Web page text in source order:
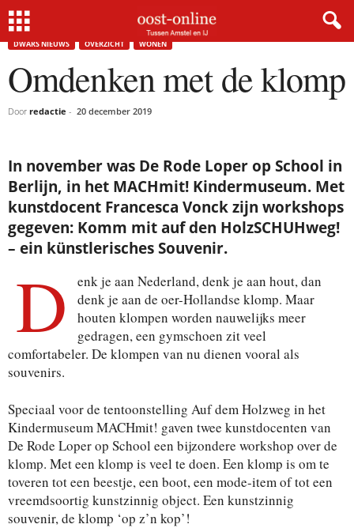
Home Omdenken met de klomp
DWARS NIEUWS OVERZICHT WONEN
Omdenken met de klomp
Door redactie - 20 december 2019
In november was De Rode Loper op School in
Berlijn, in het MACHmit! Kindermuseum. Met
kunstdocent Francesca Vonck zijn workshops
gegeven: Komm mit auf den HolzSCHUHweg!
– ein künstlerisches Souvenir.
D
enk je aan Nederland, denk je aan hout, dan
denk je aan de oer-Hollandse klomp. Maar
houten klompen worden nauwelijks meer
gedragen, een gymschoen zit veel
comfortabeler. De klompen van nu dienen vooral als
souvenirs.
Speciaal voor de tentoonstelling Auf dem Holzweg in het
Kindermuseum MACHmit! gaven twee kunstdocenten van
De Rode Loper op School een bijzondere workshop over de
klomp. Met een klomp is veel te doen. Een klomp is om te
toveren tot een beestje, een boot, een mode-item of tot een
vreemdsoortig kunstzinnig object. Een kunstzinnig
souvenir, de klomp ‘op z’n kop’!